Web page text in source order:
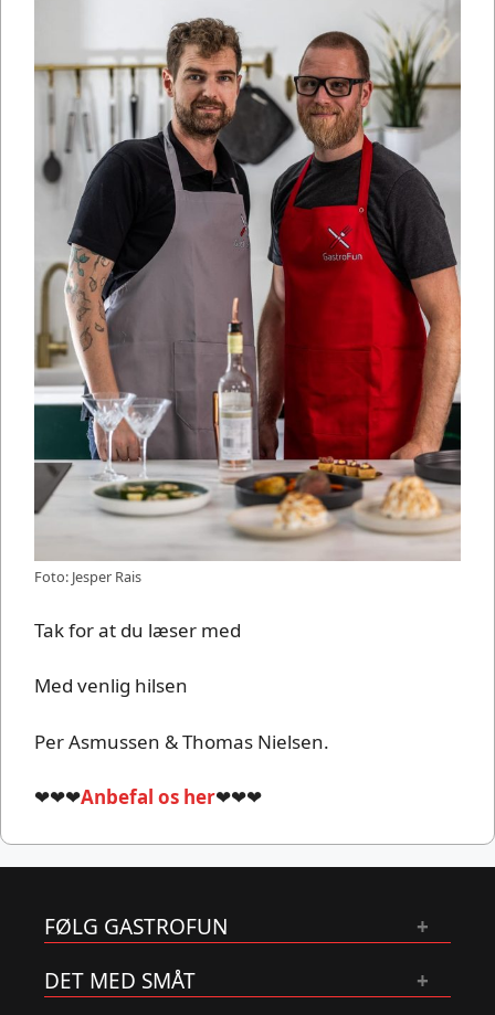
Foto: Jesper Rais
Tak for at du læser med
Med venlig hilsen
Per Asmussen & Thomas Nielsen.
❤❤❤Anbefal os her❤❤❤
FØLG GASTROFUN
DET MED SMÅT